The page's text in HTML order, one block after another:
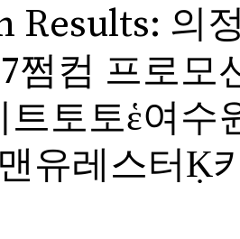
Results: 의
쩜컴 프로모
트토토ἑ여수
유레스터Ḳ